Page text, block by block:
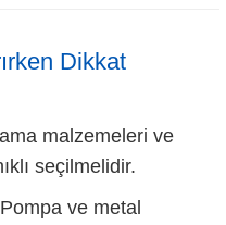
Dikkat
malzemeleri ve
seçilmelidir.
Pompa ve metal